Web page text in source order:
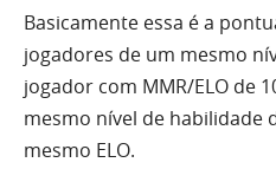
Basicamente essa é a
jogadores de um mesmo
jogador com MMR/ELO de
mesmo nível de habilidade
mesmo ELO.